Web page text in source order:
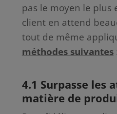
pas le moyen le plus
client en attend
tout de même
méthodes suivantes
4.1 Surpasse les
matière de